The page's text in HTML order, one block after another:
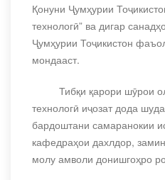
Қонуни Ҷумҳурии
технологӣ” ва дигар
Ҷумҳурии Тоҷикистон
мондааст.
Тибқи қарори шӯрои
технологӣ иҷозат дода
бардоштани самаранокии
кафедраҳои дахлдор,
молу амволи донишгоҳро